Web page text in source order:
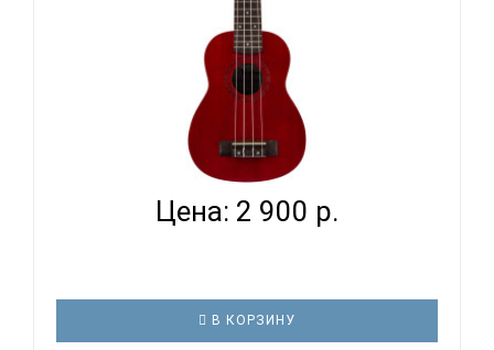
VESTON UKULELE KUS 15 RD I - УКУЛЕЛЕ СОПРАНО...
Цена: 2 900 р.
В КОРЗИНУ